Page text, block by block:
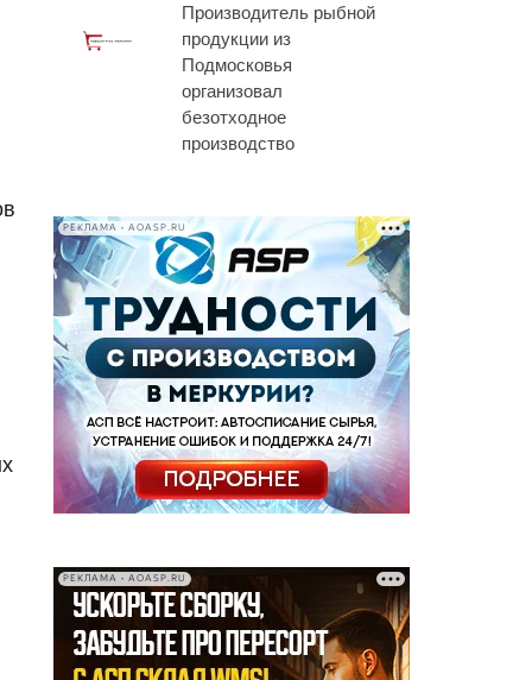
Производитель рыбной
продукции из
Подмосковья
организовал
безотходное
производство
РЕКЛАМА • AOASP.RU
РЕКЛАМА • AOASP.RU